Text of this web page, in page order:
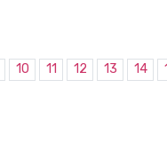
10 11 12 13 14